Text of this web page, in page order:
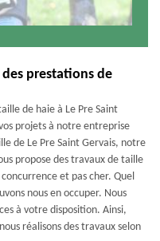
prestations de
de haie à Le Pre Saint
projets à notre entreprise
de Le Pre Saint Gervais, notre
propose des travaux de taille
et pas cher. Quel
nous en occuper. Nous
à votre disposition. Ainsi,
réalisons des travaux selon